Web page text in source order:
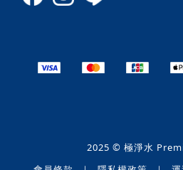
2025 © 極淨水